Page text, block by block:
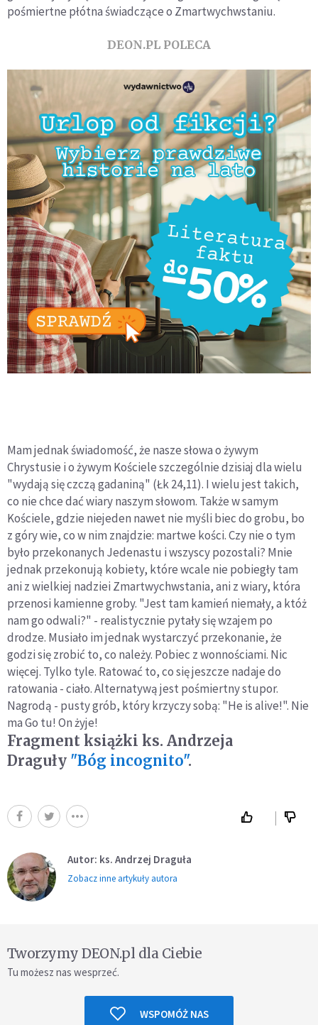
pośmiertne płótna świadczące o Zmartwychwstaniu.
DEON.PL POLECA
Mam jednak świadomość, że nasze słowa o żywym
Chrystusie i o żywym Kościele szczególnie dzisiaj dla wielu
"wydają się czczą gadaniną" (Łk 24,11). I wielu jest takich,
co nie chce dać wiary naszym słowom. Także w samym
Kościele, gdzie niejeden nawet nie myśli biec do grobu, bo
z góry wie, co w nim znajdzie: martwe kości. Czy nie o tym
było przekonanych Jedenastu i wszyscy pozostali? Mnie
jednak przekonują kobiety, które wcale nie pobiegły tam
ani z wielkiej nadziei Zmartwychwstania, ani z wiary, która
przenosi kamienne groby. "Jest tam kamień niemały, a któż
nam go odwali?" - realistycznie pytały się wzajem po
drodze. Musiało im jednak wystarczyć przekonanie, że
godzi się zrobić to, co należy. Pobiec z wonnościami. Nic
więcej. Tylko tyle. Ratować to, co się jeszcze nadaje do
ratowania - ciało. Alternatywą jest pośmiertny stupor.
Nagrodą - pusty grób, który krzyczy sobą: "He is alive!". Nie
ma Go tu! On żyje!
Fragment książki ks. Andrzeja
Draguły "Bóg incognito".
Autor: ks. Andrzej Draguła
Zobacz inne artykuły autora
Tworzymy DEON.pl dla Ciebie
Tu możesz nas wesprzeć.
WSPOMÓŻ NAS